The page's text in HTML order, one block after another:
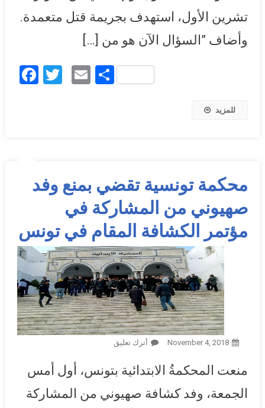
تشرين الأول، استهدف بجريمة قتل متعمدة.
وأضاف ”السؤال الآن هو من […]
Facebook
Twitter
EmailShare
للمزيد
محكمة تونسية تقضي بمنع وفد
صهيوني من المشاركة في
مؤتمر الكشافة المقام في تونس
November 4, 2018 أترك تعليق
مؤتمر الكشافة المقام في
منعت المحكمةُ الابتدائية بتونس، أول أمس
الجمعة، وفد كشافة صهيوني من المشاركة